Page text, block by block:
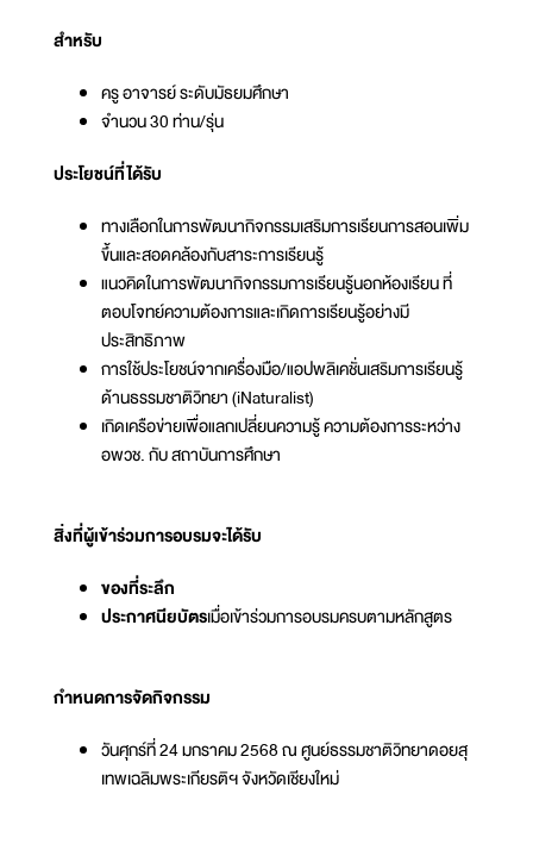
สำหรับ
ครู อาจารย์ ระดับมัธยมศึกษา
จำนวน 30 ท่าน/รุ่น
ประโยชน์ที่ได้รับ
ทางเลือกในการพัฒนากิจกรรมเสริมการเรียนการสอนเพิ่ม
ขึ้นและสอดคล้องกับสาระการเรียนรู้
แนวคิดในการพัฒนากิจกรรมการเรียนรู้นอกห้องเรียน ที่
ตอบโจทย์ความต้องการและเกิดการเรียนรู้อย่างมี
ประสิทธิภาพ
การใช้ประโยชน์จากเครื่องมือ/แอปพลิเคชั่นเสริมการเรียนรู้
ด้านธรรมชาติวิทยา (iNaturalist)
เกิดเครือข่ายเพื่อแลกเปลี่ยนความรู้ ความต้องการระหว่าง
อพวช. กับ สถาบันการศึกษา
สิ่งที่ผู้เข้าร่วมการอบรมจะได้รับ
ของที่ระลึก
ประกาศนียบัตรเมื่อเข้าร่วมการอบรมครบตามหลักสูตร
กำหนดการจัดกิจกรรม
วันศุกร์ที่ 24 มกราคม 2568 ณ ศูนย์ธรรมชาติวิทยาดอยสุ
เทพเฉลิมพระเกียรติฯ จังหวัดเชียงใหม่